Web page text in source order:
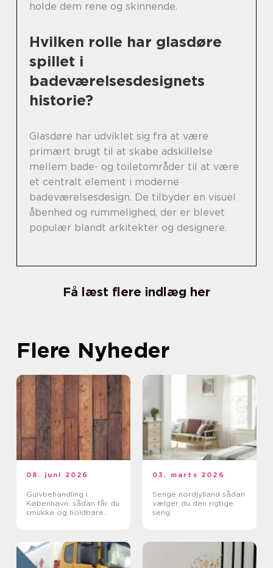
holde dem rene og skinnende.
Hvilken rolle har glasdøre
spillet i
badeværelsesdesignets
historie?
Glasdøre har udviklet sig fra at være
primært brugt til at skabe adskillelse
mellem bade- og toiletområder til at være
et centralt element i moderne
badeværelsesdesign. De tilbyder en visuel
åbenhed og rummelighed, der er blevet
populær blandt arkitekter og designere.
Få læst flere indlæg her
Flere Nyheder
08. juni 2026
Gulvbehandling i
København: sådan får du
smukke og holdbare
03. marts 2026
Senge nordjylland sådan
vælger du den rigtige
seng